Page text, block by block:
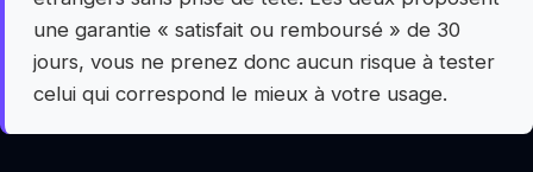
une garantie « satisfait ou remboursé » de 30
jours, vous ne prenez donc aucun risque à tester
celui qui correspond le mieux à votre usage.